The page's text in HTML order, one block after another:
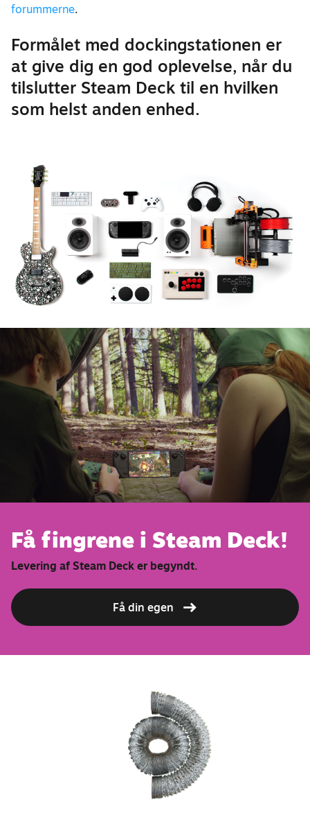
forummerne.
Formålet med dockingstationen er
at give dig en god oplevelse, når du
tilslutter Steam Deck til en hvilken
som helst anden enhed.
Få fingrene i Steam Deck!
Levering af Steam Deck er begyndt.
Få din egen